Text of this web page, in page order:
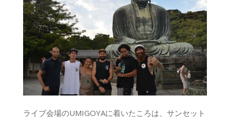
ライブ会場のUMIGOYAに着いたころは、サンセット